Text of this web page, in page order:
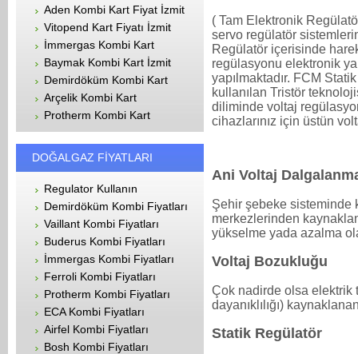
Aden Kombi Kart Fiyat İzmit
Vitopend Kart Fiyatı İzmit
İmmergas Kombi Kart
Baymak Kombi Kart İzmit
Demirdöküm Kombi Kart
Arçelik Kombi Kart
Protherm Kombi Kart
DOĞALGAZ FİYATLARI
Regulator Kullanın
Demirdöküm Kombi Fiyatları
Vaillant Kombi Fiyatları
Buderus Kombi Fiyatları
İmmergas Kombi Fiyatları
Ferroli Kombi Fiyatları
Protherm Kombi Fiyatları
ECA Kombi Fiyatları
Airfel Kombi Fiyatları
Bosh Kombi Fiyatları
( Tam Elektronik
servo regülatör
Regülatör içerisinde
regülasyonu elektronik
yapılmaktadır. FCM
kullanılan Tristör
diliminde voltaj
cihazlarınız için üstün
Ani Voltaj
Şehir şebeke sisteminde
merkezlerinden
yükselme yada azalma
Voltaj Bozukluğu
Çok nadirde olsa elektrik
dayanıklılığı)
Statik Regülatör